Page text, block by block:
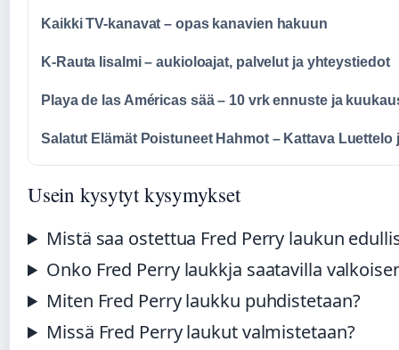
Kaikki TV-kanavat – opas kanavien hakuun
K-Rauta Iisalmi – aukioloajat, palvelut ja yhteystiedot
Playa de las Américas sää – 10 vrk ennuste ja
Salatut Elämät Poistuneet Hahmot – Kattava Luettelo
Usein kysytyt kysymykset
Mistä saa ostettua Fred Perry laukun
Onko Fred Perry laukkja saatavilla
Miten Fred Perry laukku puhdistetaan?
Missä Fred Perry laukut valmistetaan?